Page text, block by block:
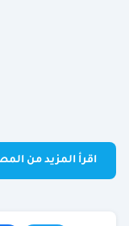
اقرأ المزيد من